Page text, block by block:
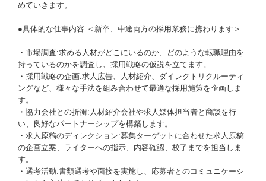
めていきます。
●具体的な仕事内容 ＜新卒、中途両方の採用業務に携わります＞
・市場調査:求める人材がどこにいるのか、どのような転職理由を
持っているのかを調査し、採用戦略の仮説を立てます。
・採用戦略の企画:求人広告、人材紹介、ダイレクトリクルーティ
ングなど、様々な手法を組み合わせて最適な採用施策を企画しま
す。
・協力会社との折衝:人材紹介会社や求人媒体担当者と商談を行
い、良好なパートナーシップを構築します。
・求人原稿のディレクション:募集ターゲットに合わせた求人原稿
の企画立案、ライターへの指示、内容確認、校了までを担当しま
す。
・選考活動:書類選考や面接を実施し、応募者とのコミュニケーシ